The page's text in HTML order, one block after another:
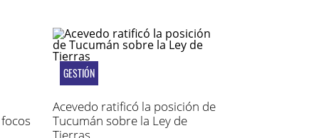
GESTIÓN
Acevedo ratificó la posición de
Tucumán sobre la Ley de
Tierras